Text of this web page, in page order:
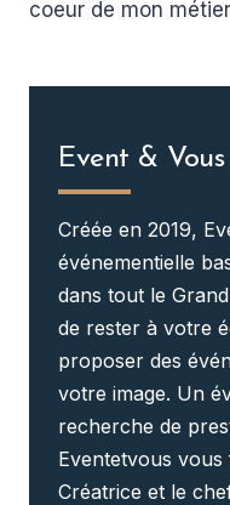
coeur de mon
Event & Vous
Créée en 2019,
événementielle
dans tout le
de rester à votre
proposer des
votre image. Un
recherche de
Eventetvous vous
Créatrice et le